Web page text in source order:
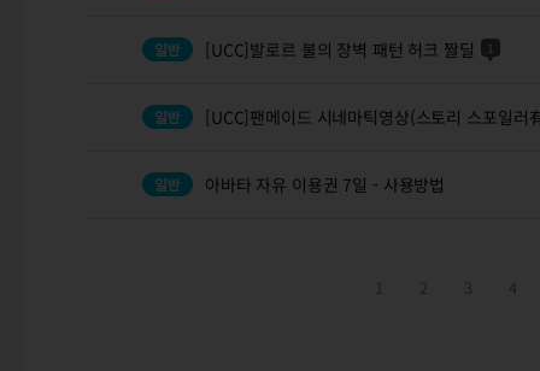
[UCC]발로르 불의 장벽 패턴 허크 짤딜 1
[UCC]팬메이드 시네마틱영상(스토리 스포일러
아바타 자유 이용권 7일 - 사용방법
1 2 3 4